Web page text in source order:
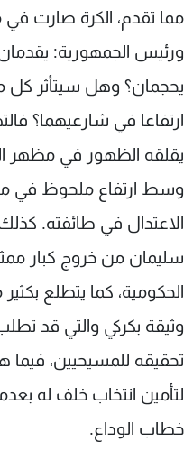
مما تقدم، الكرة صارت
ورئيس الجمهورية:
يحجمان؟ وهل سيتأثر كل
ارتفاعا في شارعيهما؟
يقلقه الظهور في مظهر
وسط ارتفاع ملحوظ في
الاعتدال في طائفته.
سليمان من خروج كبار
الحكومية، كما يتطلع
وثيقة بكركي والتي قد
لتأمين انتخاب خلف له
خطاب الوداع.